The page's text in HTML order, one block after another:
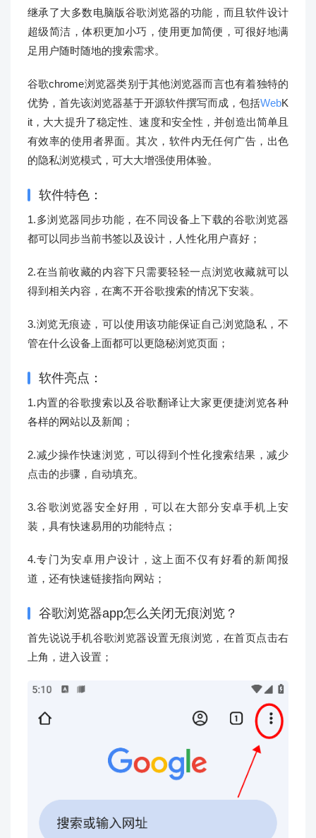
继承了大多数电脑版谷歌浏览器的功能，而且软件设计
超级简洁，体积更加小巧，使用更加简便，可很好地满
足用户随时随地的搜索需求。
谷歌chrome浏览器类别于其他浏览器而言也有着独特的
优势，首先该浏览器基于开源软件撰写而成，包括WebK
it，大大提升了稳定性、速度和安全性，并创造出简单且
有效率的使用者界面。其次，软件内无任何广告，出色
的隐私浏览模式，可大大增强使用体验。
软件特色：
1.多浏览器同步功能，在不同设备上下载的谷歌浏览器
都可以同步当前书签以及设计，人性化用户喜好；
2.在当前收藏的内容下只需要轻轻一点浏览收藏就可以
得到相关内容，在离不开谷歌搜索的情况下安装。
3.浏览无痕迹，可以使用该功能保证自己浏览隐私，不
管在什么设备上面都可以更隐秘浏览页面；
软件亮点：
1.内置的谷歌搜索以及谷歌翻译让大家更便捷浏览各种
各样的网站以及新闻；
2.减少操作快速浏览，可以得到个性化搜索结果，减少
点击的步骤，自动填充。
3.谷歌浏览器安全好用，可以在大部分安卓手机上安
装，具有快速易用的功能特点；
4.专门为安卓用户设计，这上面不仅有好看的新闻报
道，还有快速链接指向网站；
谷歌浏览器app怎么关闭无痕浏览？
首先说说手机谷歌浏览器设置无痕浏览，在首页点击右
上角，进入设置；